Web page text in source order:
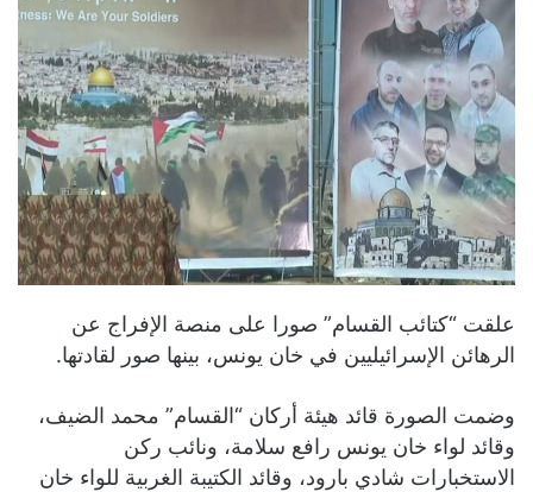
علقت “كتائب القسام” صورا على منصة الإفراج عن
الرهائن الإسرائيليين في خان يونس، بينها صور لقادتها.
وضمت الصورة قائد هيئة أركان “القسام” محمد الضيف،
وقائد لواء خان يونس رافع سلامة، ونائب ركن
الاستخبارات شادي بارود، وقائد الكتيبة الغربية للواء خان